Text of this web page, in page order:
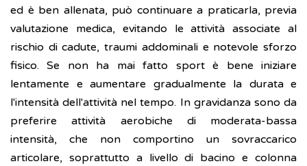
ed è ben allenata, può continuare a praticarla, previa
valutazione medica, evitando le attività associate al
rischio di cadute, traumi addominali e notevole sforzo
fisico. Se non ha mai fatto sport è bene iniziare
lentamente e aumentare gradualmente la durata e
l'intensità dell'attività nel tempo. In gravidanza sono da
preferire attività aerobiche di moderata-bassa
intensità, che non comportino un sovraccarico
articolare, soprattutto a livello di bacino e colonna